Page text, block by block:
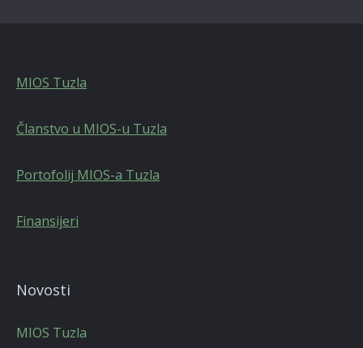
MIOS Tuzla
Članstvo u MIOS-u Tuzla
Portofolij MIOS-a Tuzla
Finansijeri
Novosti
MIOS Tuzla